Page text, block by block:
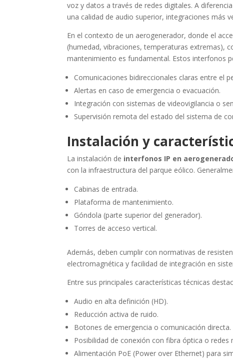
voz y datos a través de redes digitales. A
una calidad de audio superior, integraciones más
En el contexto de un aerogenerador, donde el
(humedad, vibraciones, temperaturas extremas),
mantenimiento es fundamental. Estos interfonos
Comunicaciones bidireccionales claras entre el
Alertas en caso de emergencia o evacuación.
Integración con sistemas de videovigilancia o
Supervisión remota del estado del sistema de
Instalación y
La instalación de interfonos IP en
con la infraestructura del parque eólico.
Cabinas de entrada.
Plataforma de mantenimiento.
Góndola (parte superior del generador).
Torres de acceso vertical.
Además, deben cumplir con normativas de
electromagnética y facilidad de integración en
Entre sus principales características técnicas
Audio en alta definición (HD).
Reducción activa de ruido.
Botones de emergencia o comunicación directa.
Posibilidad de conexión con fibra óptica o redes
Alimentación PoE (Power over Ethernet) para